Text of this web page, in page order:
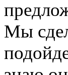
Мы